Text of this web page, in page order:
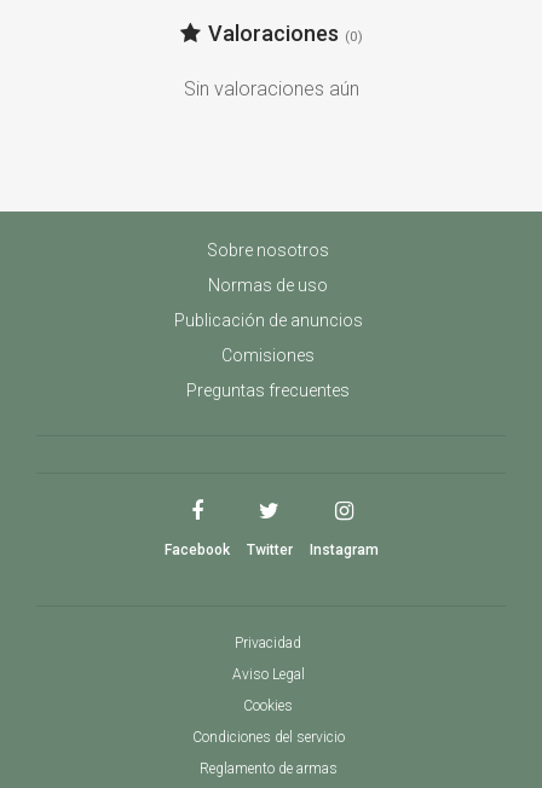
Valoraciones (0)
Sin valoraciones aún
Sobre nosotros
Normas de uso
Publicación de anuncios
Comisiones
Preguntas frecuentes
Facebook Twitter Instagram
Privacidad
Aviso Legal
Cookies
Condiciones del servicio
Reglamento de armas